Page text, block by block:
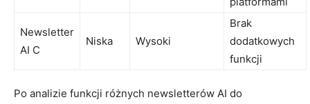
Newsletter
AI C
Niska Wysoki
Brak
dodatkowych
funkcji
Po analizie funkcji różnych⁤ newsletterów AI‌ do